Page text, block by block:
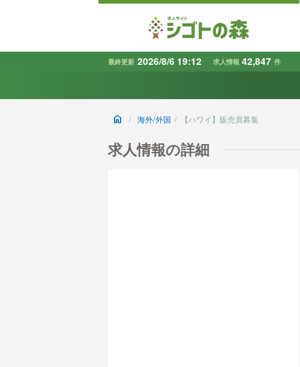
最終更新 2026/8/6 19:12 求人情報 42,847 件
条件から探す
地域
キーワードで探す
home / 海外/外国 / 【ハワイ】販売員募集
求人情報の詳細